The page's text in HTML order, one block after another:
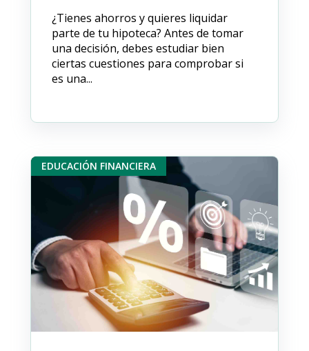
¿Tienes ahorros y quieres liquidar
parte de tu hipoteca? Antes de tomar
una decisión, debes estudiar bien
ciertas cuestiones para comprobar si
es una...
EDUCACIÓN FINANCIERA